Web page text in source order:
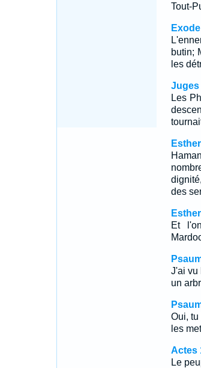
Tout-
butin;
les
Juges
Les
des
Et
J'ai vu
un
Oui,
les
Actes
Le